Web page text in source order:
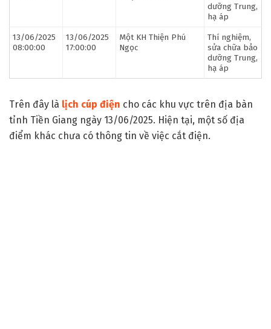
dưỡng Trung,
hạ áp
13/06/2025
08:00:00
13/06/2025
17:00:00
Một KH Thiện Phú
Ngọc
Thí nghiệm,
sửa chữa bảo
dưỡng Trung,
hạ áp
Trên đây là lịch cúp điện cho các khu vực trên địa bàn
tỉnh Tiền Giang ngày 13/06/2025. Hiện tại, một số địa
điểm khác chưa có thông tin về việc cắt điện.